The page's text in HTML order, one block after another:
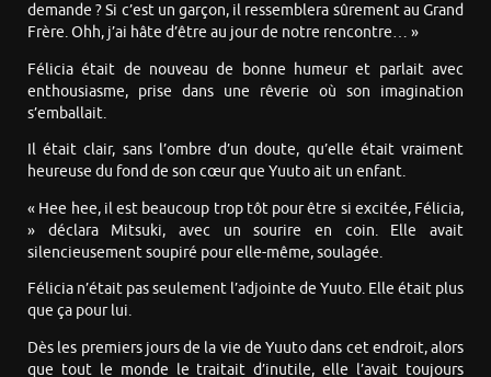
demande ? Si c’est un garçon, il ressemblera sûrement au Grand
Frère. Ohh, j’ai hâte d’être au jour de notre rencontre… »
Félicia était de nouveau de bonne humeur et parlait avec
enthousiasme, prise dans une rêverie où son imagination
s’emballait.
Il était clair, sans l’ombre d’un doute, qu’elle était vraiment
heureuse du fond de son cœur que Yuuto ait un enfant.
« Hee hee, il est beaucoup trop tôt pour être si excitée, Félicia,
» déclara Mitsuki, avec un sourire en coin. Elle avait
silencieusement soupiré pour elle-même, soulagée.
Félicia n’était pas seulement l’adjointe de Yuuto. Elle était plus
que ça pour lui.
Dès les premiers jours de la vie de Yuuto dans cet endroit, alors
que tout le monde le traitait d’inutile, elle l’avait toujours